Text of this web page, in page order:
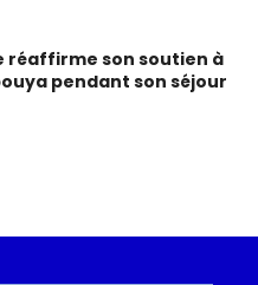
réaffirme son soutien à
pendant son séjour